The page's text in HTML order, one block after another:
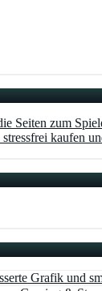
Seiten zum
kaufen
Grafik und